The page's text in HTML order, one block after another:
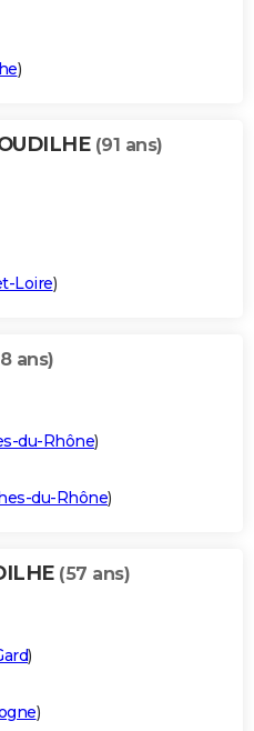
)
(91 ans)
Loire)
ans)
du-Rhône)
du-Rhône)
(57 ans)
)
)